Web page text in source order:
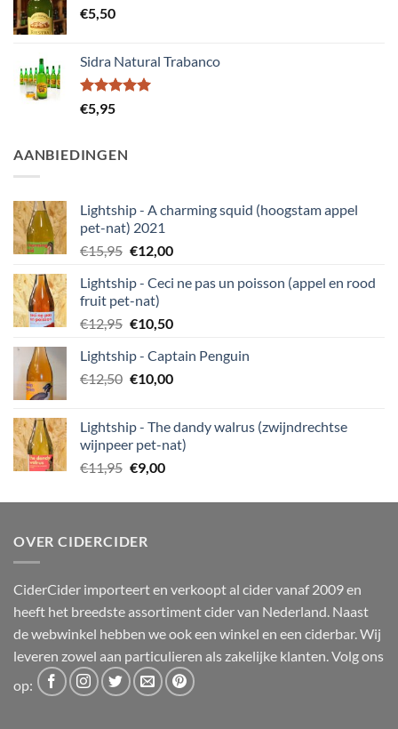
€5,50
Sidra Natural Trabanco
Gewaardeerd
5.00
€5,95
AANBIEDINGEN
Lightship - A charming squid (hoogstam appel
pet-nat) 2021
€15,95 Oorspronkelijke
was:
€15,95.
€12,00Huidige
is:
Lightship - Ceci ne pas un poisson (appel en rood
fruit pet-nat)
€12,95 Oorspronkelijke
was:
€12,95.
€10,50Huidige
is:
€10,50.
Lightship - Captain Penguin
€12,50 Oorspronkelijke
€12,50.
€10,00Huidige
€10,00.
Lightship - The dandy walrus (zwijndrechtse
wijnpeer pet-nat)
€11,95 Oorspronkelijke
was:
€9,00Huidige
is:
OVER CIDERCIDER
CiderCider importeert en verkoopt al cider vanaf 2009 en
heeft het breedste assortiment cider van Nederland. Naast
de webwinkel hebben we ook een winkel en een ciderbar. Wij
leveren zowel aan particulieren als zakelijke klanten. Volg ons
op: